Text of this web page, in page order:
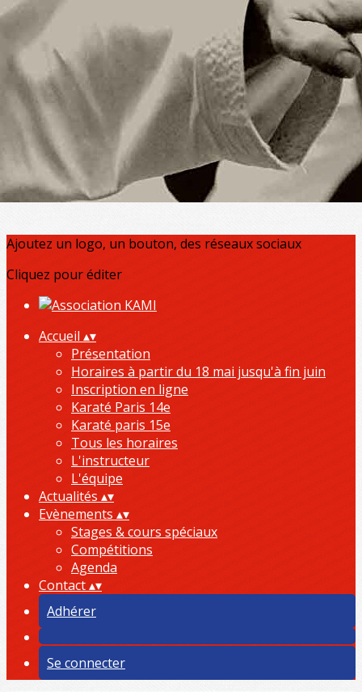
Exporter les lignes sélectionnées
Exporter toutes les colonnes
Exporter uniquement les colonnes affichées
Menu
?>
Images de la page d'accueil
Cliquez pour éditer
Ajoutez un logo, un bouton, des réseaux sociaux
Cliquez pour éditer
Accueil ▴▾
Présentation
Horaires à partir du 18 mai jusqu'à fin juin
Inscription en ligne
Karaté Paris 14e
Karaté paris 15e
Tous les horaires
L'instructeur
L'équipe
Actualités ▴▾
Evènements ▴▾
Stages & cours spéciaux
Compétitions
Agenda
Contact▴▾
Adhérer
Se connecter